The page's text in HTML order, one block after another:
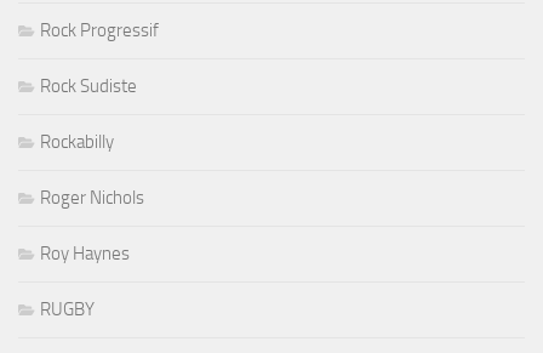
Rock Progressif
Rock Sudiste
Rockabilly
Roger Nichols
Roy Haynes
RUGBY